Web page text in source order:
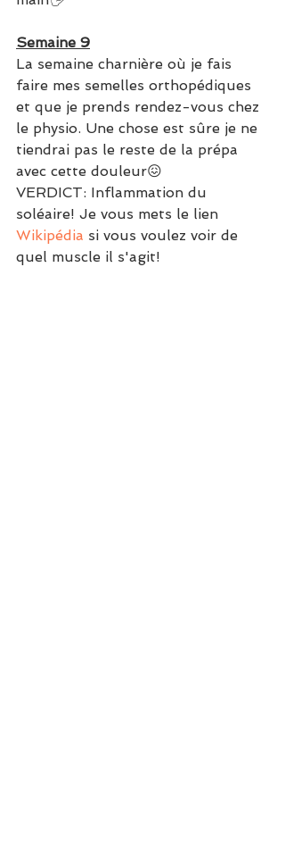
Semaine 9
La semaine charnière où je fais
faire mes semelles orthopédiques
et que je prends rendez-vous chez
le physio. Une chose est sûre je ne
tiendrai pas le reste de la prépa
avec cette douleur😖
VERDICT: Inflammation du
soléaire! Je vous mets le lien
Wikipédia si vous voulez voir de
quel muscle il s'agit!